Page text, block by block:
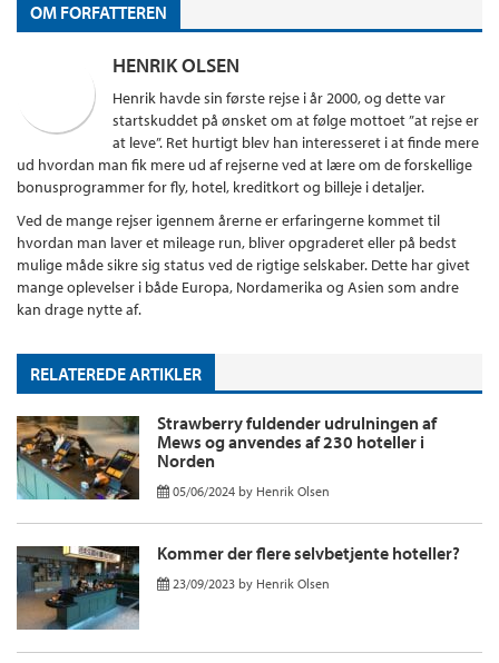
OM FORFATTEREN
HENRIK OLSEN
Henrik havde sin første rejse i år 2000, og dette var
startskuddet på ønsket om at følge mottoet ”at rejse er
at leve”. Ret hurtigt blev han interesseret i at finde mere
ud hvordan man fik mere ud af rejserne ved at lære om de forskellige
bonusprogrammer for fly, hotel, kreditkort og billeje i detaljer.
Ved de mange rejser igennem årerne er erfaringerne kommet til
hvordan man laver et mileage run, bliver opgraderet eller på bedst
mulige måde sikre sig status ved de rigtige selskaber. Dette har givet
mange oplevelser i både Europa, Nordamerika og Asien som andre
kan drage nytte af.
RELATEREDE ARTIKLER
Strawberry fuldender udrulningen af
Mews og anvendes af 230 hoteller i
Norden
05/06/2024 by Henrik Olsen
Kommer der flere selvbetjente hoteller?
23/09/2023 by Henrik Olsen